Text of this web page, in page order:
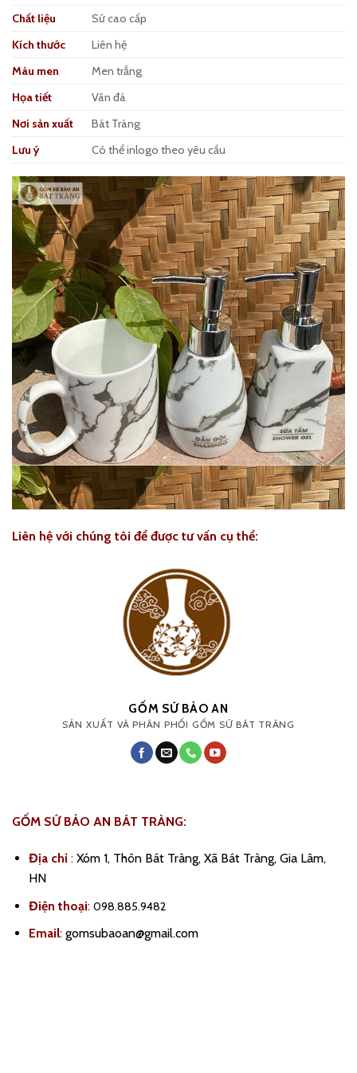
Chất liệu
Sứ cao cấp
Kích thước
Liên hệ
Màu men
Men trắng
Họa tiết
Vân đá
Nơi sản xuất
Bát Tràng
Lưu ý
Có thể inlogo theo yêu cầu
Liên hệ với chúng tôi để được tư vấn cụ thể:
GỐM SỨ BẢO AN
SẢN XUẤT VÀ PHÂN PHỐI GỐM SỨ BÁT TRÀNG
GỐM SỨ BẢO AN BÁT TRÀNG:
Địa chỉ :Xóm 1, Thôn Bát Tràng, Xã Bát Tràng, Gia Lâm,
HN
Điện thoại: 098.885.9482
Email:gomsubaoan@gmail.com